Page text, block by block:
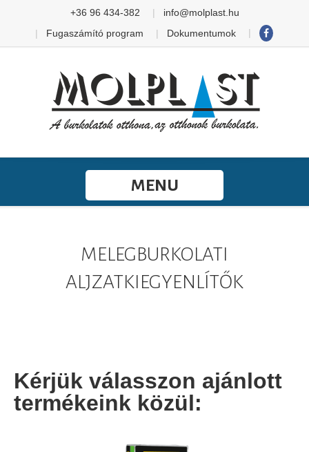
+36 96 434-382
info@molplast.hu
Fugaszámító program
Dokumentumok
MENU
MELEGBURKOLATI
ALJZATKIEGYENLÍTŐK
Kérjük válasszon ajánlott
termékeink közül: